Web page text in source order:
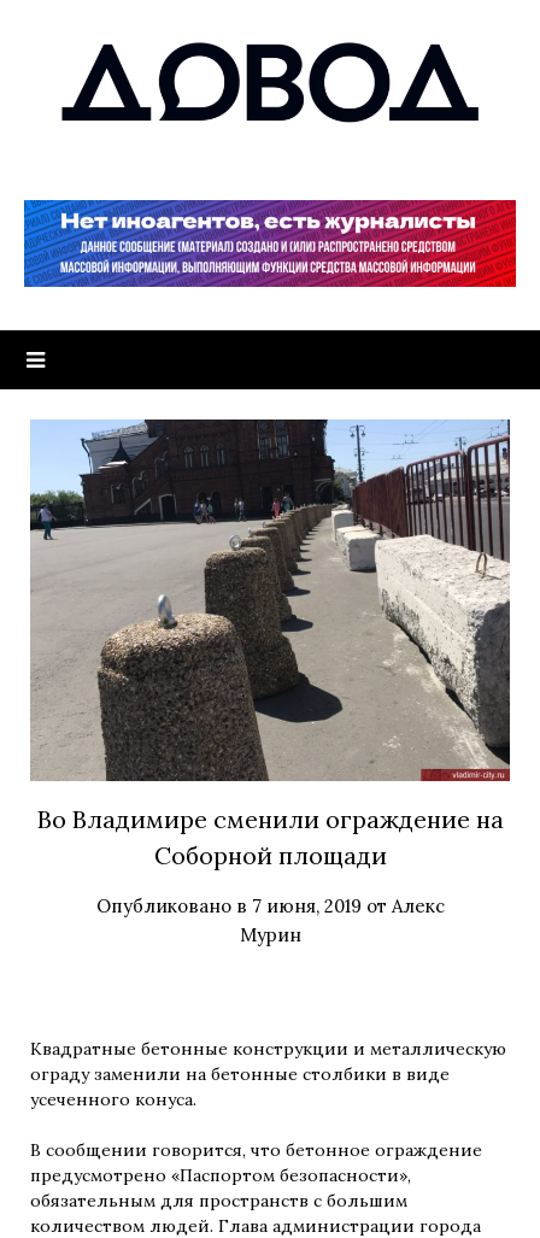
Во Владимире сменили ограждение на
Соборной площади
Опубликовано в 7 июня, 2019 от Алекс
Мурин
Квадратные бетонные конструкции и металлическую
ограду заменили на бетонные столбики в виде
усеченного конуса.
В сообщении говорится, что бетонное ограждение
предусмотрено «Паспортом безопасности»,
обязательным для пространств с большим
количеством людей. Глава администрации города